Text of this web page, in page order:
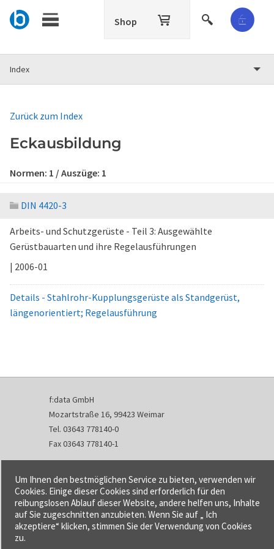
Shop
Index
Zurück zum Index
Eckausbildung
Normen: 1 / Auszüge: 1
DIN 4420-3
Arbeits- und Schutzgerüste - Teil 3: Ausgewählte
Gerüstbauarten und ihre Regelausführungen
| 2006-01
Details - Stahlrohr-Kupplungsgerüste als Standgerüst,
längenorientiert; Regelausführung
f:data GmbH
Mozartstraße 16, 99423 Weimar
Tel. 03643 778140-0
Fax 03643 778140-1
info@fdata.de
Kontakt
Impressum
Datenschutzerklärung
Urheberrecht und Haftung
Um Ihnen den bestmöglichen Service zu bieten, verwenden wir
Cookies. Einige dieser Cookies sind erforderlich für den
reibungslosen Ablauf dieser Website, andere helfen uns, Inhalte
auf Sie zugeschnitten anzubieten. Wenn Sie auf „ Ich
akzeptiere“ klicken, stimmen Sie der Verwendung von Cookies
zu.